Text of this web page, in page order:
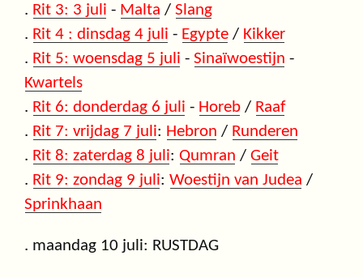
. Rit 3: 3 juli - Malta / Slang
. Rit 4 : dinsdag 4 juli - Egypte / Kikker
. Rit 5: woensdag 5 juli - Sinaïwoestijn -
Kwartels
. Rit 6: donderdag 6 juli - Horeb / Raaf
. Rit 7: vrijdag 7 juli: Hebron / Runderen
. Rit 8: zaterdag 8 juli: Qumran / Geit
. Rit 9: zondag 9 juli: Woestijn van Judea /
Sprinkhaan
. maandag 10 juli: RUSTDAG